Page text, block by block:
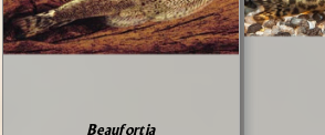
Beaufortia